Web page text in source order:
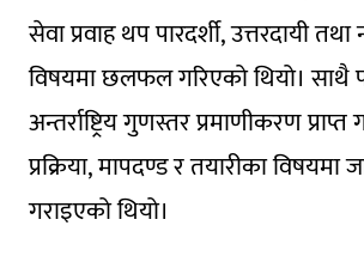
सेवा प्रवाह थप पारदर्शी, उत्तरदायी तथा
विषयमा छलफल गरिएको थियो। साथै
अन्तर्राष्ट्रिय गुणस्तर प्रमाणीकरण
प्रक्रिया, मापदण्ड र तयारीका विषयमा
गराइएको थियो।